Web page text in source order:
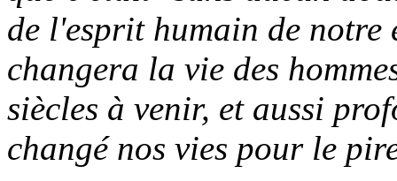
de l'esprit humain de
changera la vie des
siècles à venir, et aussi
changé nos vies pour le